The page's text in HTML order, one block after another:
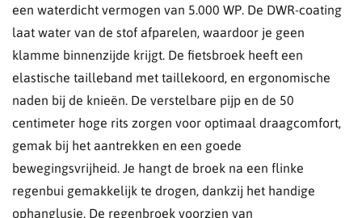
een waterdicht vermogen van 5.000 WP. De DWR-coating
laat water van de stof afparelen, waardoor je geen
klamme binnenzijde krijgt. De fietsbroek heeft een
elastische tailleband met taillekoord, en ergonomische
naden bij de knieën. De verstelbare pijp en de 50
centimeter hoge rits zorgen voor optimaal draagcomfort,
gemak bij het aantrekken en een goede
bewegingsvrijheid. Je hangt de broek na een flinke
regenbui gemakkelijk te drogen, dankzij het handige
ophanglusje. De regenbroek voorzien van